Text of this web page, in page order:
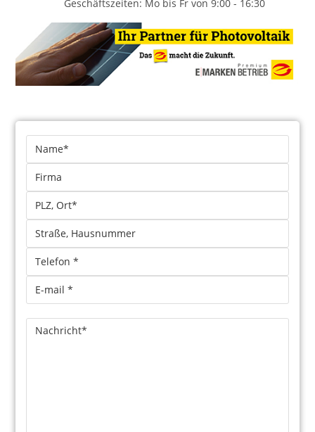
Geschäftszeiten: Mo bis Fr von 9:00 - 16:30